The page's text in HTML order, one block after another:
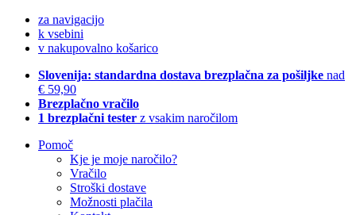
za navigacijo
k vsebini
v nakupovalno košarico
Slovenija: standardna dostava brezplačna za pošiljke nad
€ 59,90
Brezplačno vračilo
1 brezplačni tester z vsakim naročilom
Pomoč
Kje je moje naročilo?
Vračilo
Stroški dostave
Možnosti plačila